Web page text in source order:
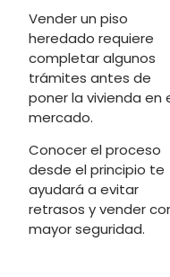
Vender un piso
heredado requiere
completar algunos
trámites antes de
poner la vivienda en
mercado.
Conocer el proceso
desde el principio te
ayudará a evitar
retrasos y vender
mayor seguridad.